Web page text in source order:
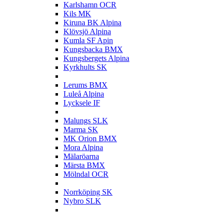
Karlshamn OCR
Kils MK
Kiruna BK Alpina
Klövsjö Alpina
Kumla SF Apin
Kungsbacka BMX
Kungsbergets Alpina
Kyrkhults SK
Lerums BMX
Luleå Alpina
Lycksele IF
Malungs SLK
Marma SK
MK Orion BMX
Mora Alpina
Mälaröarna
Märsta BMX
Mölndal OCR
Norrköping SK
Nybro SLK